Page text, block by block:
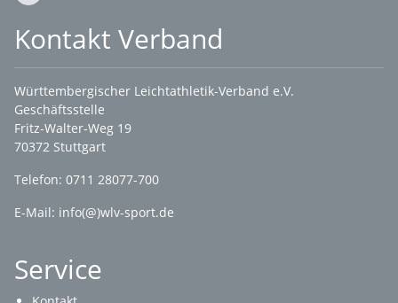
Kontakt Verband
Württembergischer Leichtathletik-Verband e.V.
Geschäftsstelle
Fritz-Walter-Weg 19
70372 Stuttgart
Telefon: 0711 28077-700
E-Mail: info(@)wlv-sport.de
Service